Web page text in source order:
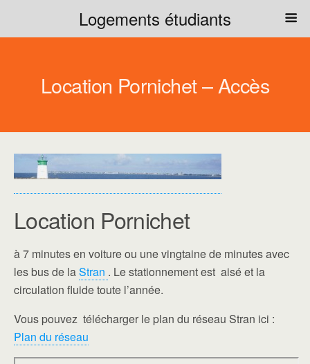
Logements étudiants
Location Pornichet – Accès
Location Pornichet
à 7 minutes en voiture ou une vingtaine de minutes avec
les bus de laStran . Le stationnement est aisé et la
circulation fluide toute l’année.
Vous pouvez télécharger le plan du réseau Stran ici :
Plan du réseau